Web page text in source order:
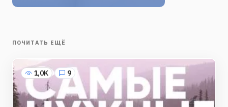
ПОЧИТАТЬ ЕЩЁ
1,0K 9